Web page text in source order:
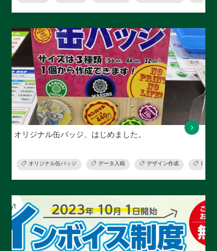
オリジナル缶バッジ、はじめました。
オリジナル缶バッジ データ入稿 デザイン作成 ロゴ